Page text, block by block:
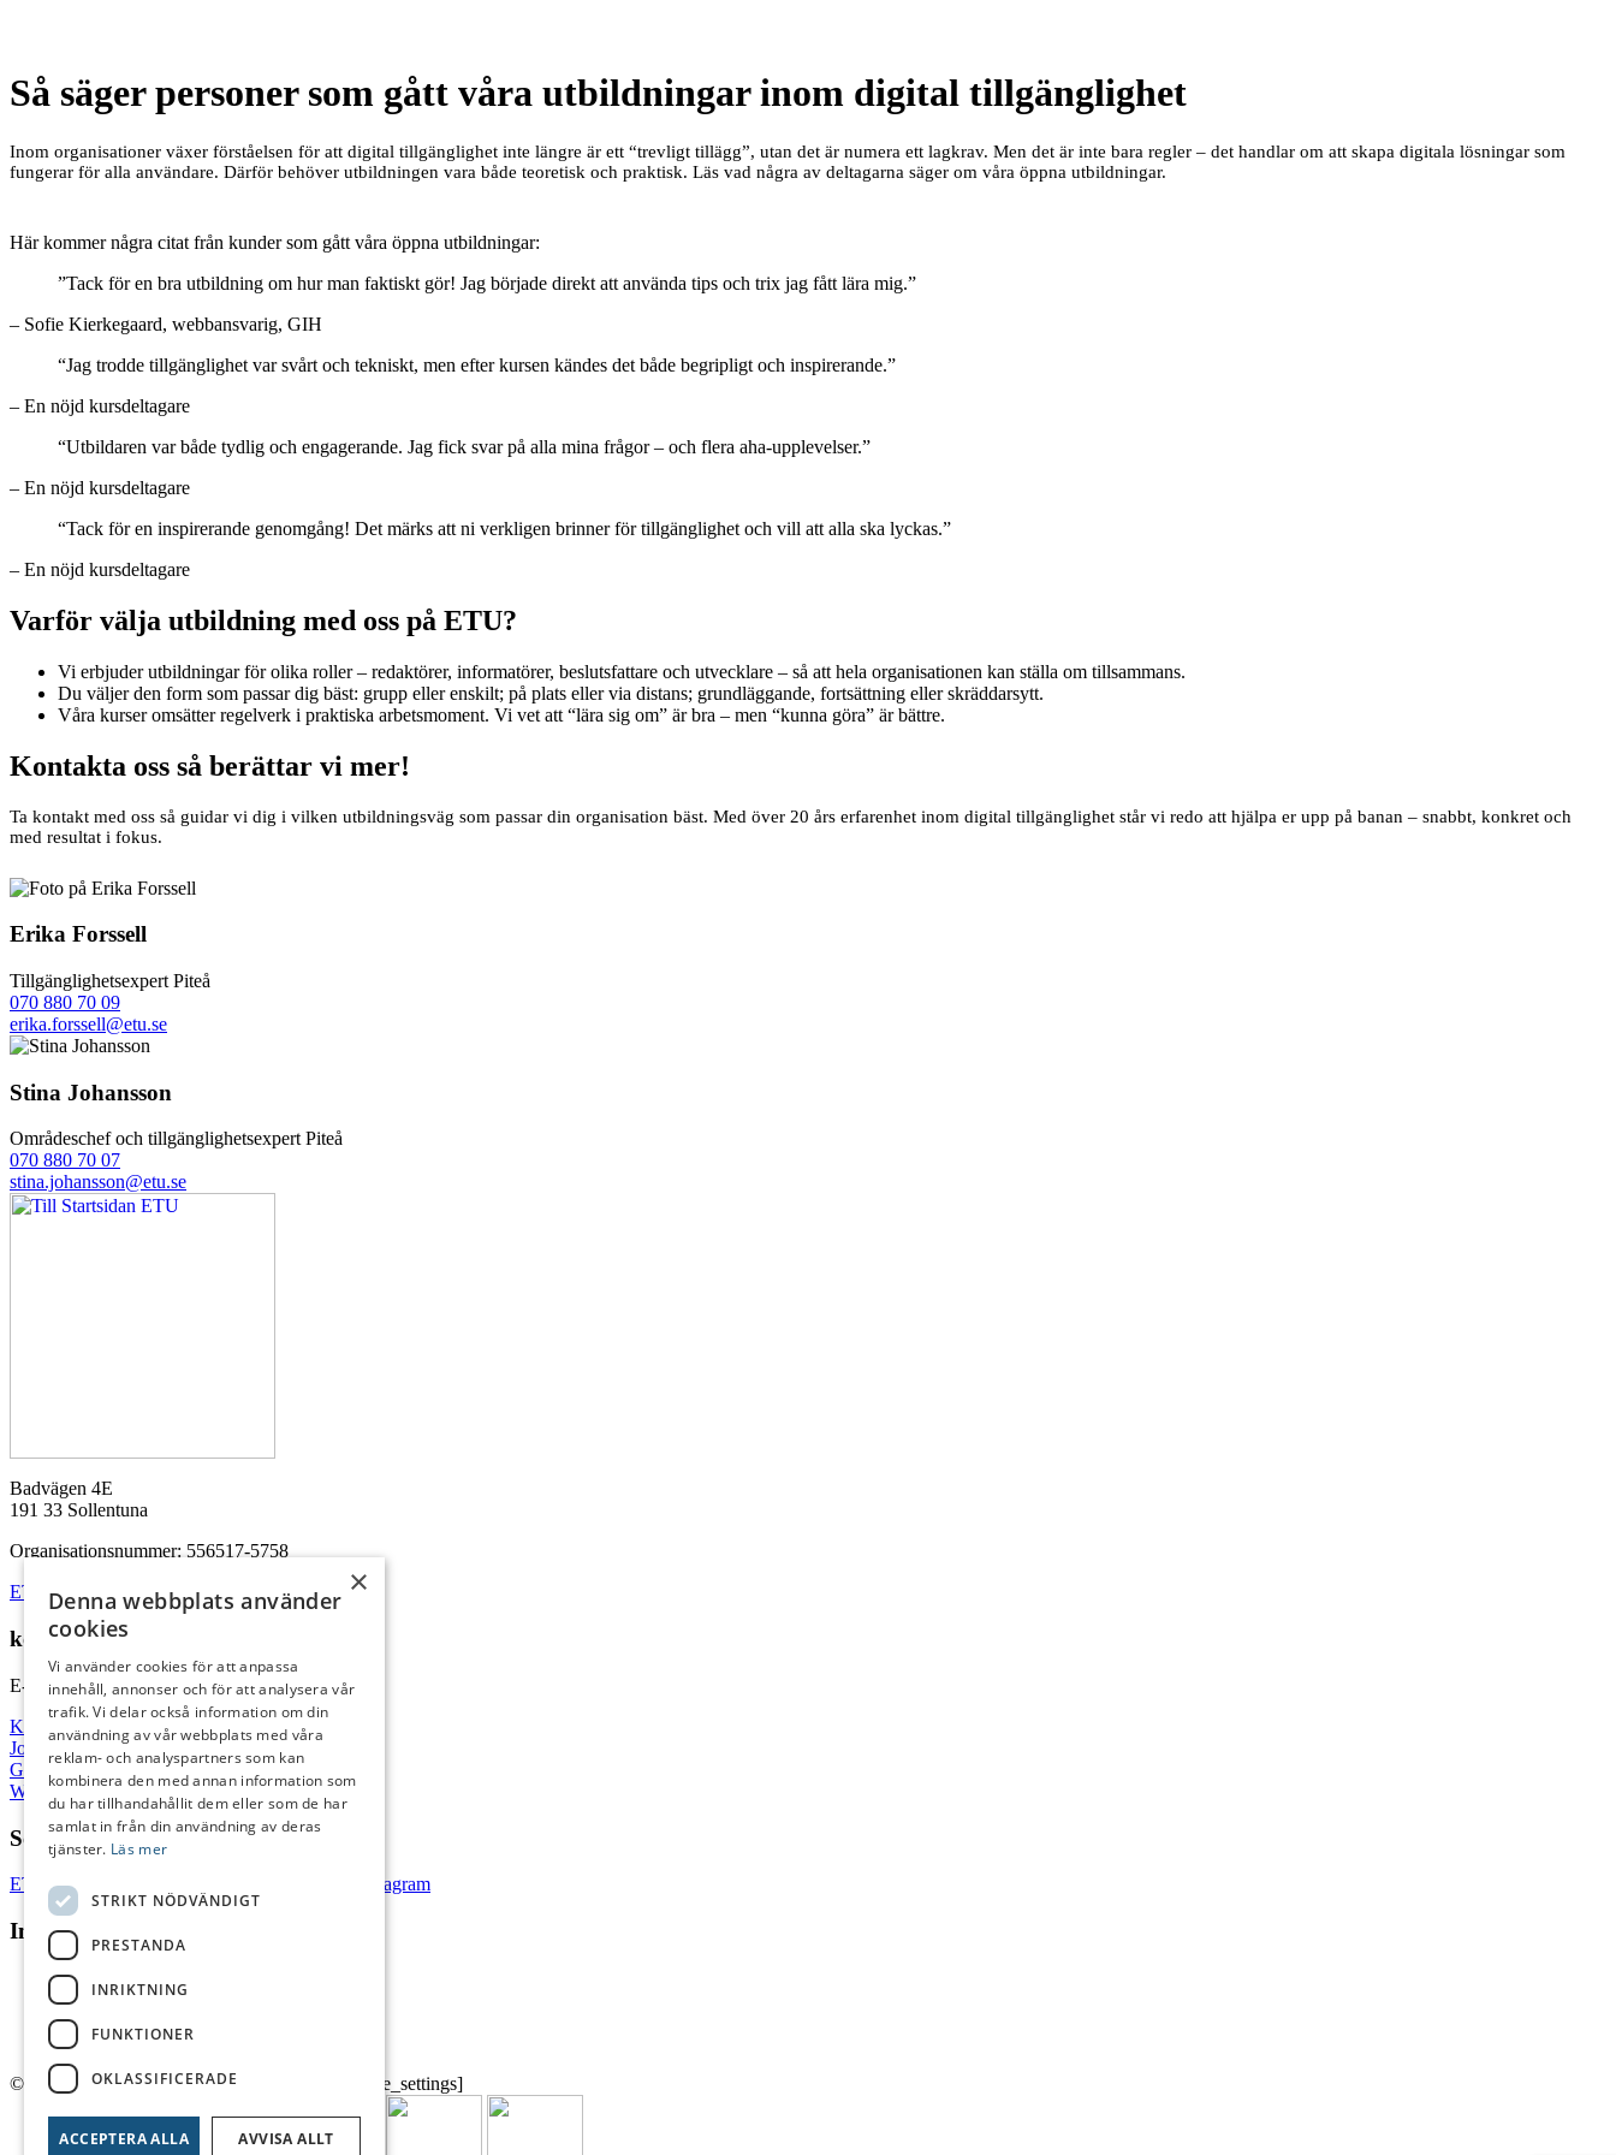
Så säger personer som gått våra utbildningar inom digital tillgänglighet
Inom organisationer växer förståelsen för att digital tillgänglighet inte längre är ett “trevligt tillägg”, utan det är numera ett lagkrav. Men det är inte bara regler – det handlar om att skapa digitala lösningar som
fungerar för alla användare. Därför behöver utbildningen vara både teoretisk och praktisk. Läs vad några av deltagarna säger om våra öppna utbildningar.
Här kommer några citat från kunder som gått våra öppna utbildningar:
”Tack för en bra utbildning om hur man faktiskt gör! Jag började direkt att använda tips och trix jag fått lära mig.”
– Sofie Kierkegaard, webbansvarig, GIH
“Jag trodde tillgänglighet var svårt och tekniskt, men efter kursen kändes det både begripligt och inspirerande.”
– En nöjd kursdeltagare
“Utbildaren var både tydlig och engagerande. Jag fick svar på alla mina frågor – och flera aha-upplevelser.”
– En nöjd kursdeltagare
“Tack för en inspirerande genomgång! Det märks att ni verkligen brinner för tillgänglighet och vill att alla ska lyckas.”
– En nöjd kursdeltagare
Varför välja utbildning med oss på ETU?
Vi erbjuder utbildningar för olika roller – redaktörer, informatörer, beslutsfattare och utvecklare – så att hela organisationen kan ställa om tillsammans.
Du väljer den form som passar dig bäst: grupp eller enskilt; på plats eller via distans; grundläggande, fortsättning eller skräddarsytt.
Våra kurser omsätter regelverk i praktiska arbetsmoment. Vi vet att “lära sig om” är bra – men “kunna göra” är bättre.
Kontakta oss så berättar vi mer!
Ta kontakt med oss så guidar vi dig i vilken utbildningsväg som passar din organisation bäst. Med över 20 års erfarenhet inom digital tillgänglighet står vi redo att hjälpa er upp på banan – snabbt, konkret och
med resultat i fokus.
Erika Forssell
Tillgänglighetsexpert Piteå
070 880 70 09
erika.forssell@etu.se
Stina Johansson
Områdeschef och tillgänglighetsexpert Piteå
070 880 70 07
stina.johansson@etu.se
Badvägen 4E
191 33 Sollentuna
Organisationsnummer: 556517-5758
ETU finns på flera orter i Sverige
kontakta oss
E-post:info@etu.se
Kontakta oss
Jobba hos oss
GDPR
Webbplatskarta
Sociala medier
ETU på facebook ETU på Instagram
Information
Tillgänglighet
Entreprenörskap
Utbildning/uppdrag
Om ETU
© ETU | Hemsidan levereras av Kust IT [cookie_settings]
×
Denna webbplats använder
cookies
Vi använder cookies för att anpassa
innehåll, annonser och för att analysera vår
trafik. Vi delar också information om din
användning av vår webbplats med våra
reklam- och analyspartners som kan
kombinera den med annan information som
du har tillhandahållit dem eller som de har
samlat in från din användning av deras
tjänster. Läs mer
STRIKT NÖDVÄNDIGT
PRESTANDA
INRIKTNING
FUNKTIONER
OKLASSIFICERADE
ACCEPTERA ALLA AVVISA ALLT